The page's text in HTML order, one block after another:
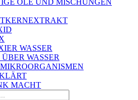
ÖLE UND MISCHUNGEN
WASSER
WASSER
MACHT